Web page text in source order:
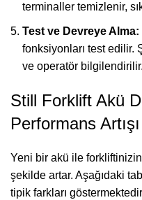
terminaller temizlenir,
Test ve Devreye Alma:
fonksiyonları test edilir.
ve operatör bilgilendirilir.
Still Forklift Akü
Performans Artışı
Yeni bir akü ile
şekilde artar. Aşağıdaki
tipik farkları